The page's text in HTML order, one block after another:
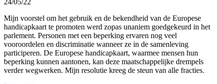
24/05/22
Mijn voorstel om het gebruik en de bekendheid van de Europese
handicapkaart te promoten werd zopas unaniem goedgekeurd in het
parlement. Personen met een beperking ervaren nog veel
vooroordelen en discriminatie wanneer ze in de samenleving
participeren. De Europese handicapkaart, waarmee mensen hun
beperking kunnen aantonen, kan deze maatschappelijke drempels
verder wegwerken. Mijn resolutie kreeg de steun van alle fracties.